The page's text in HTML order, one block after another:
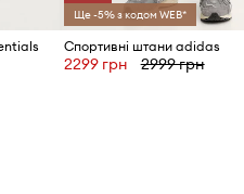
Ще -5% з кодом WEB*
Спортивні штани adidas
2299 грн 2999 грн